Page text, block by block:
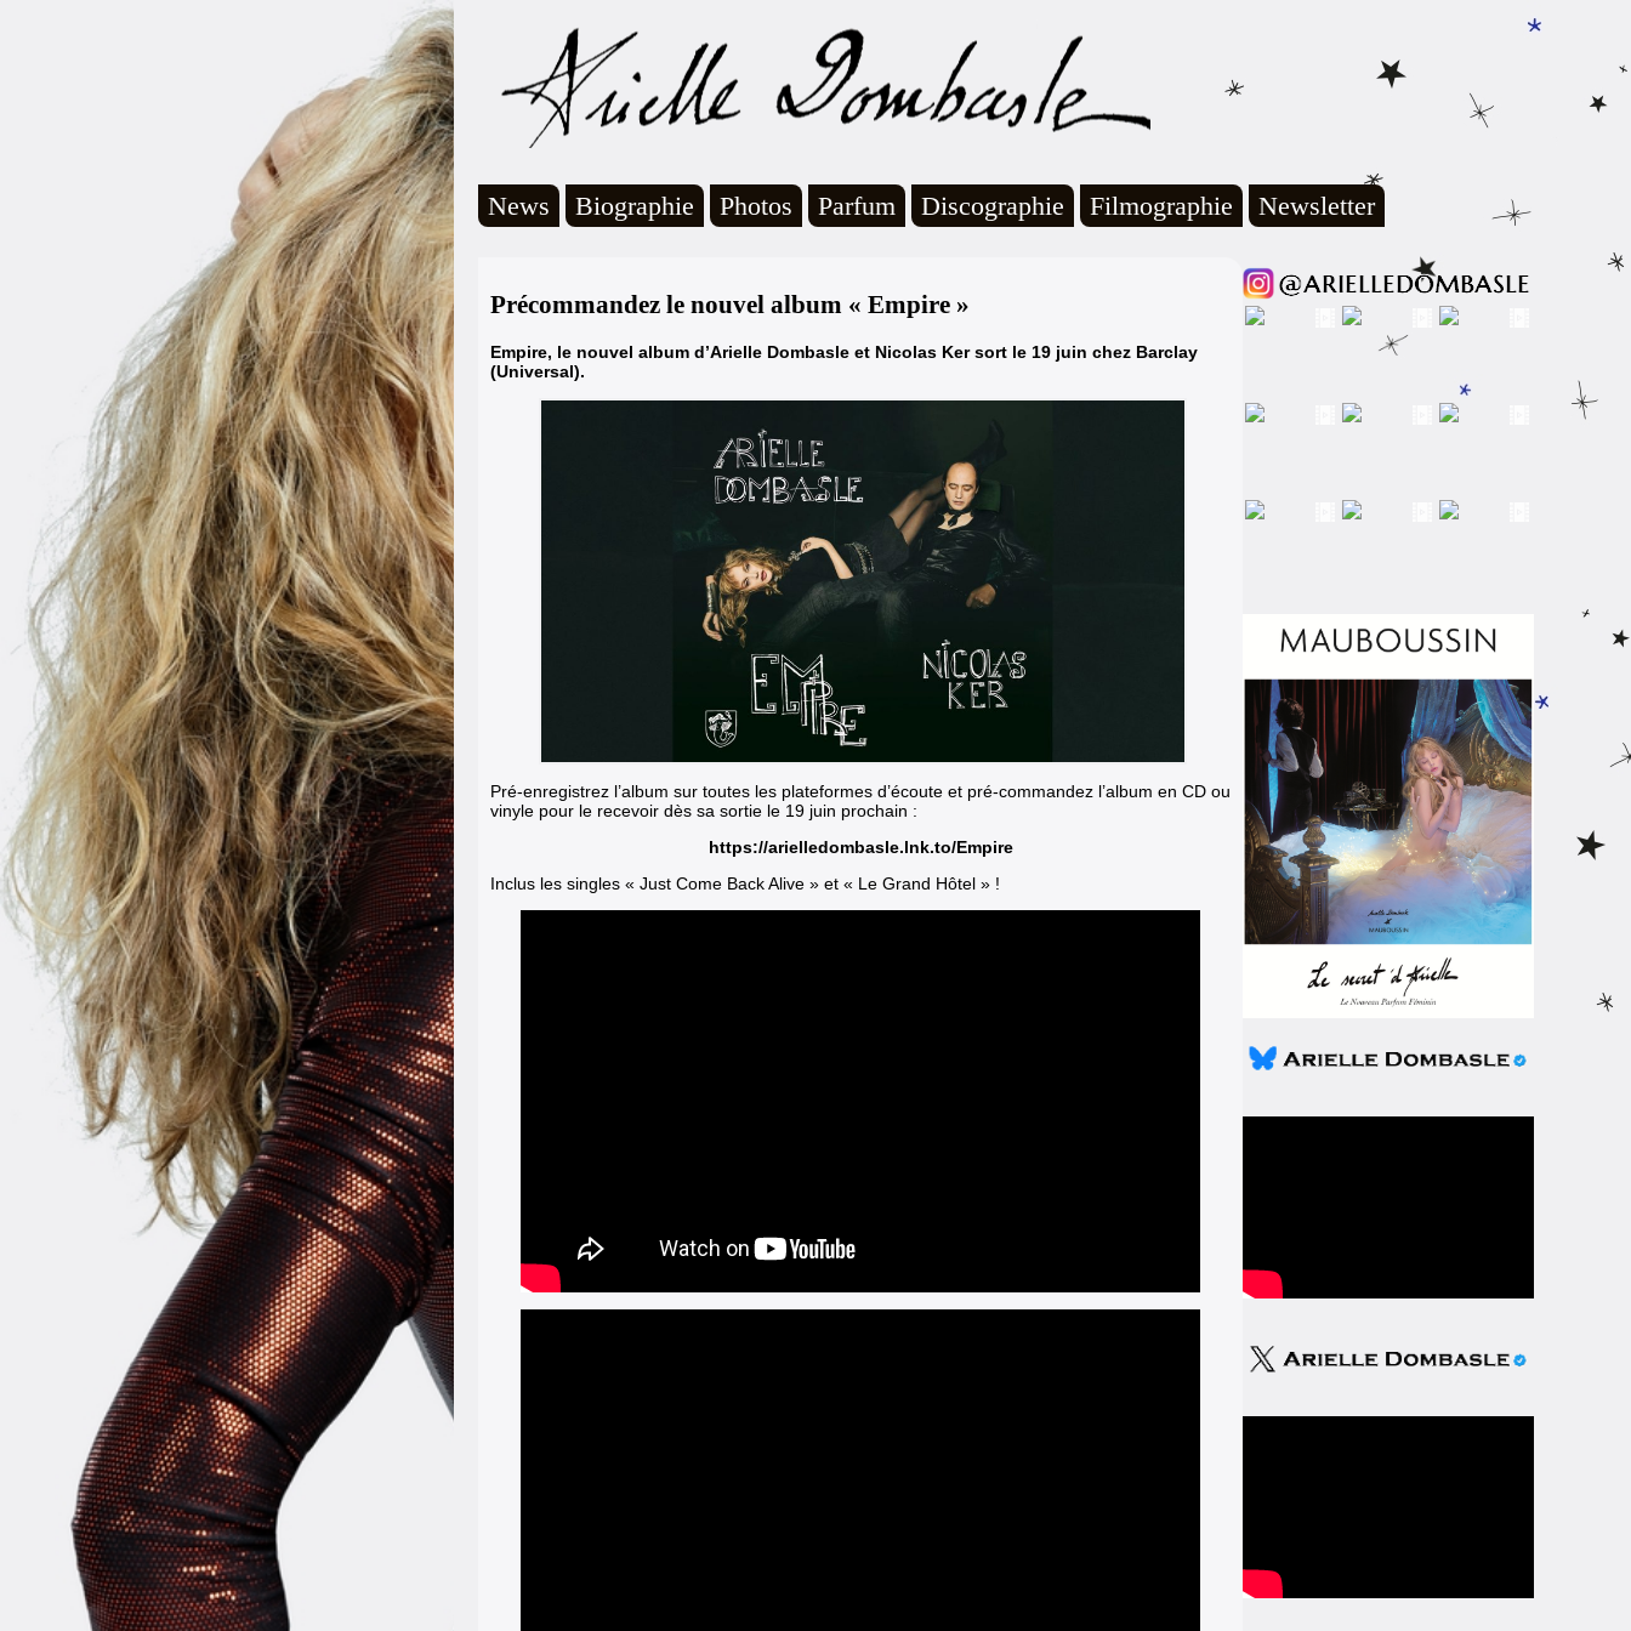
News Biographie Photos Parfum Discographie Filmographie Newsletter
Précommandez le nouvel album « Empire »
Empire, le nouvel album d’Arielle Dombasle et Nicolas Ker sort le 19 juin chez Barclay
(Universal).
Pré-enregistrez l’album sur toutes les plateformes d’écoute et pré-commandez l’album en CD ou
vinyle pour le recevoir dès sa sortie le 19 juin prochain :
https://arielledombasle.lnk.to/Empire
Inclus les singles « Just Come Back Alive » et « Le Grand Hôtel » !